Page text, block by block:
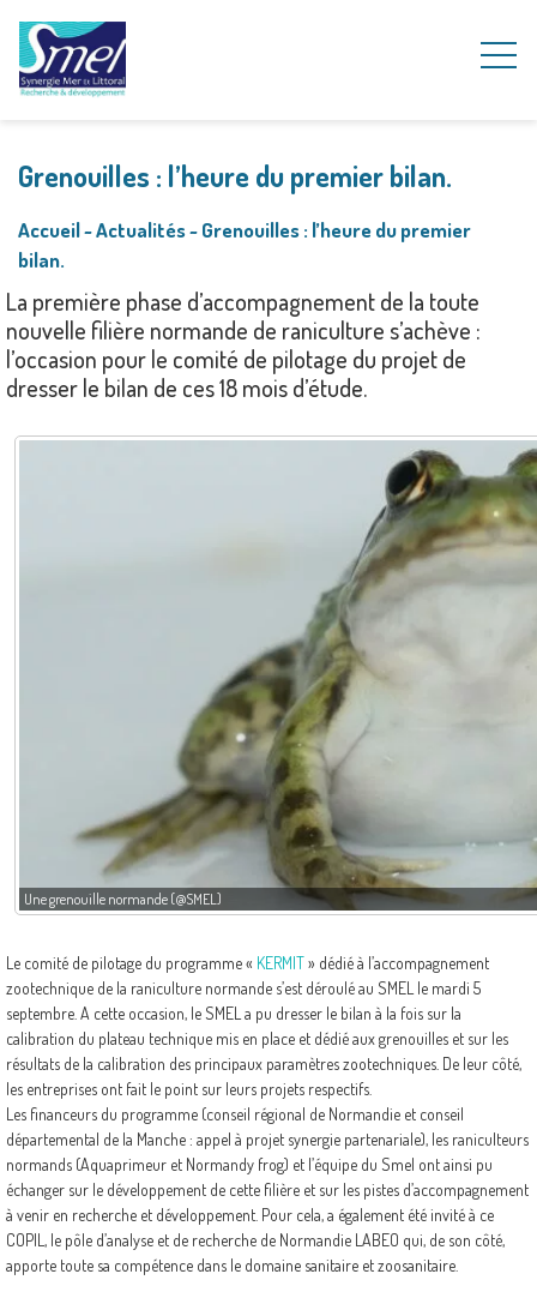
Grenouilles : l’heure du premier bilan.
Accueil~Actualités~Grenouilles : l’heure du premier
bilan.
La première phase d’accompagnement de la toute
nouvelle filière normande de raniculture s’achève :
l’occasion pour le comité de pilotage du projet de
dresser le bilan de ces 18 mois d’étude.
Une grenouille normande (@SMEL)
Le comité de pilotage du programme « KERMIT» dédié à l’accompagnement
zootechnique de la raniculture normande s’est déroulé au SMEL le mardi 5
septembre. A cette occasion, le SMEL a pu dresser le bilan à la fois sur la
calibration du plateau technique mis en place et dédié aux grenouilles et sur les
résultats de la calibration des principaux paramètres zootechniques. De leur côté,
les entreprises ont fait le point sur leurs projets respectifs.
Les financeurs du programme (conseil régional de Normandie et conseil
départemental de la Manche : appel à projet synergie partenariale), les raniculteurs
normands (Aquaprimeur et Normandy frog) et l’équipe du Smel ont ainsi pu
échanger sur le développement de cette filière et sur les pistes d’accompagnement
à venir en recherche et développement. Pour cela, a également été invité à ce
COPIL, le pôle d’analyse et de recherche de Normandie LABEO qui, de son côté,
apporte toute sa compétence dans le domaine sanitaire et zoosanitaire.